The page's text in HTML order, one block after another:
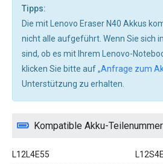
Tipps:
Die mit Lenovo Eraser N40 Akkus
nicht alle aufgeführt. Wenn Sie sich
sind, ob es mit Ihrem Lenovo-
klicken Sie bitte auf„Anfrage zum
Unterstützung zu erhalten.
Kompatible Akku-Teilenummer
L12L4E55